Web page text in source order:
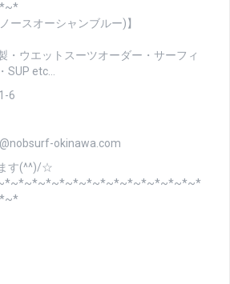
ースオーシャンブルー)】
・ウエットスーツオーダー・サーフィ
SUP etc…
6
okinawa.com
す(^^)/☆